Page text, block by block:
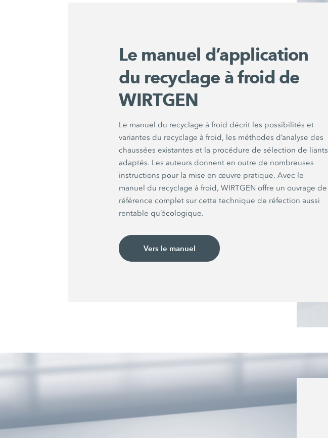
Le manuel d’application
du recyclage à froid de
WIRTGEN
Le manuel du recyclage à froid décrit les possibilités et
variantes du recyclage à froid, les méthodes d’analyse des
chaussées existantes et la procédure de sélection de liants
adaptés. Les auteurs donnent en outre de nombreuses
instructions pour la mise en œuvre pratique. Avec le
manuel du recyclage à froid, WIRTGEN offre un ouvrage de
référence complet sur cette technique de réfection aussi
rentable qu’écologique.
Vers le manuel